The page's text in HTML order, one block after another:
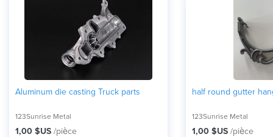
Aluminum die casting Truck parts
123Sunrise Metal
1,00 $US /pièce
half round gutter
123Sunrise Metal
1,00 $US /pièce